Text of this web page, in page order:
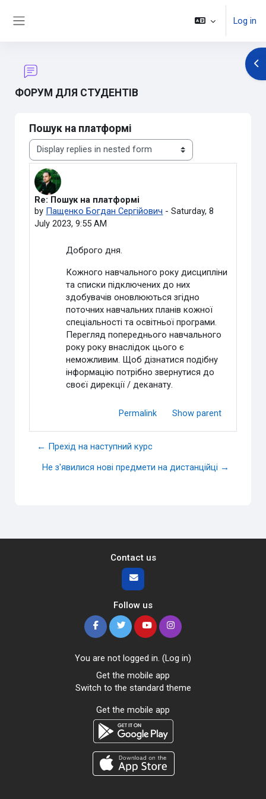
Log in
ФОРУМ ДЛЯ СТУДЕНТІВ
Пошук на платформі
Display mode
Re: Пошук на платформі
by Пащенко Богдан Сергійович -Saturday, 8
July 2023, 9:55 AM
Number of replies: 0
Доброго дня.
Кожного навчального року дисципліни
та списки підключених до них
здобувачів оновлюються згідно
поточних навчальних планів кожної
спеціальності та освітньої програми.
Перегляд попереднього навчального
року року внаслідок цього є
неможливим. Щоб дізнатися подібну
інформацію потрібно звернутися до
своєї дирекції / деканату.
Permalink Show parent
← Прехід на наступний курс
Не з'явилися нові предмети на дистанційці →
Contact us
Follow us
You are not logged in. (Log in)
Get the mobile app
Switch to the standard theme
Get the mobile app